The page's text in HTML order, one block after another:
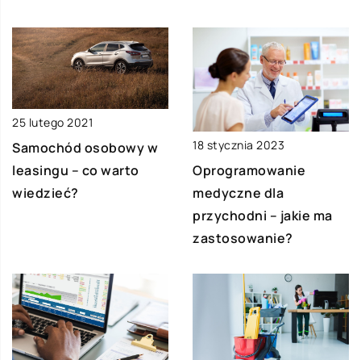
25 lutego 2021
Samochód osobowy w
leasingu – co warto
wiedzieć?
18 stycznia 2023
Oprogramowanie
medyczne dla
przychodni – jakie ma
zastosowanie?